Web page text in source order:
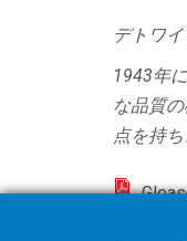
デトワ
1943年
な品質
点を持